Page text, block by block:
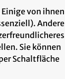
von ihnen
Andere
Sie können
Schaltfläche